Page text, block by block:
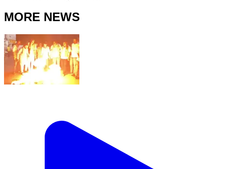
MORE NEWS